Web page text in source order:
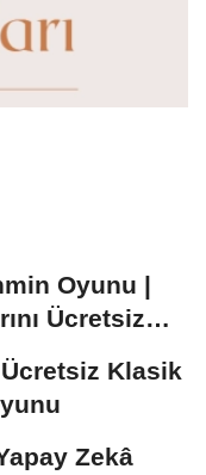
Oyunu |
Ücretsiz
Klasik
Zekâ